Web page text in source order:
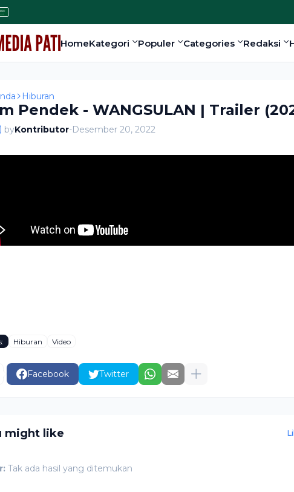
HomeKategori Populer Categories Redaksi
Hiburan
Pendek - WANGSULAN | Trailer
byKontributor-Desember 20, 2022
Hiburan Video
Facebook Twitter
might like
Tak ada hasil yang ditemukan